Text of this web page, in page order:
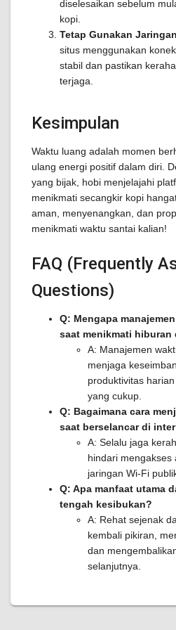
diselesaikan sebelum
kopi.
Tetap Gunakan
situs menggunakan
stabil dan pastikan
terjaga.
Kesimpulan
Waktu luang adalah momen
ulang energi positif dalam diri.
yang bijak, hobi menjelajahi
menikmati secangkir kopi
aman, menyenangkan, dan
menikmati waktu santai kalian!
FAQ (Frequently
Questions)
Q: Mengapa
saat menikmati hiburan
A: Manajemen
menjaga
produktivitas
yang cukup.
Q: Bagaimana cara
saat berselancar di
A: Selalu jaga
hindari mengakses
jaringan Wi-Fi
Q: Apa manfaat utama
tengah kesibukan?
A: Rehat sejenak
kembali pikiran,
dan
selanjutnya.